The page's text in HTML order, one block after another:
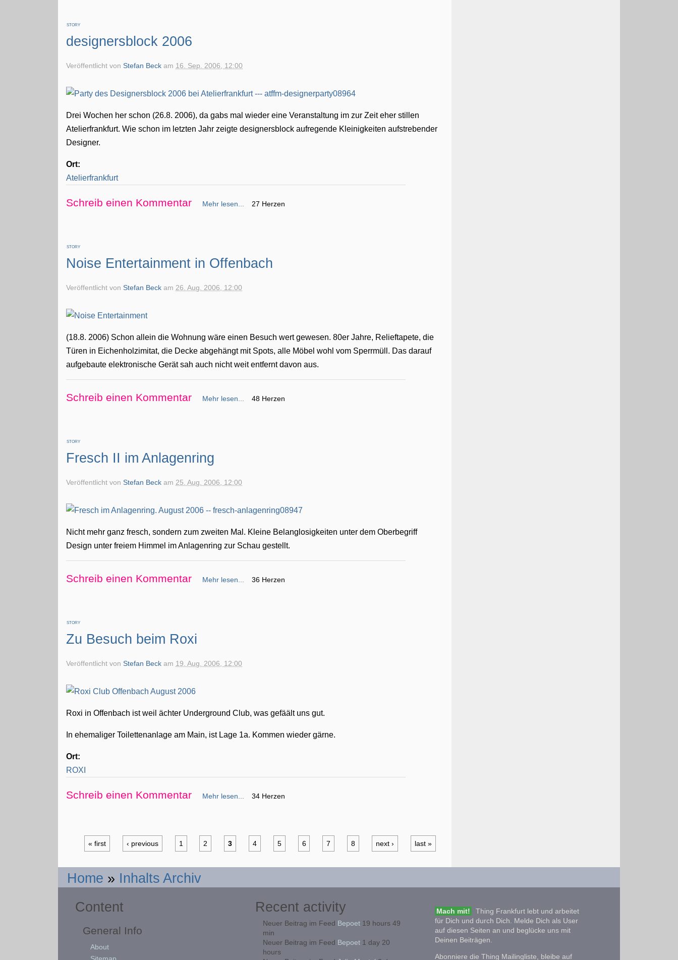
STORY
designersblock 2006
Veröffentlicht vonStefan Beck am 16. Sep. 2006, 12:00
Drei Wochen her schon (26.8. 2006), da gabs mal wieder eine Veranstaltung im zur Zeit eher stillen
Atelierfrankfurt. Wie schon im letzten Jahr zeigte designersblock aufregende Kleinigkeiten aufstrebender
Designer.
Ort:
Atelierfrankfurt
Schreib einen Kommentar Mehr lesen... 27 Herzen
STORY
Noise Entertainment in Offenbach
Veröffentlicht vonStefan Beck am 26. Aug. 2006, 12:00
(18.8. 2006) Schon allein die Wohnung wäre einen Besuch wert gewesen. 80er Jahre, Relieftapete, die
Türen in Eichenholzimitat, die Decke abgehängt mit Spots, alle Möbel wohl vom Sperrmüll. Das darauf
aufgebaute elektronische Gerät sah auch nicht weit entfernt davon aus.
Schreib einen Kommentar Mehr lesen... 48 Herzen
STORY
Fresch II im Anlagenring
Veröffentlicht vonStefan Beck am 25. Aug. 2006, 12:00
Nicht mehr ganz fresch, sondern zum zweiten Mal. Kleine Belanglosigkeiten unter dem Oberbegriff
Design unter freiem Himmel im Anlagenring zur Schau gestellt.
Schreib einen Kommentar Mehr lesen... 36 Herzen
STORY
Zu Besuch beim Roxi
Veröffentlicht vonStefan Beck am 19. Aug. 2006, 12:00
Roxi in Offenbach ist weil ächter Underground Club, was gefäält uns gut.
In ehemaliger Toilettenanlage am Main, ist Lage 1a. Kommen wieder gärne.
Ort:
ROXI
Schreib einen Kommentar Mehr lesen... 34 Herzen
« first ‹ previous 1 2 3 4 5 6 7 8 next › last »
Home » Inhalts Archiv
Content
General Info
About
Recent activity
Neuer Beitrag im Feed Bepoet19 hours 49
min
Neuer Beitrag im Feed Bepoet1 day 20
hours
Mach mit!
Thing Frankfurt lebt und arbeitet
für Dich und durch Dich. Melde Dich als User
auf diesen Seiten an und beglücke uns mit
Deinen Beiträgen.
Abonniere die Thing Mailingliste, bleibe auf